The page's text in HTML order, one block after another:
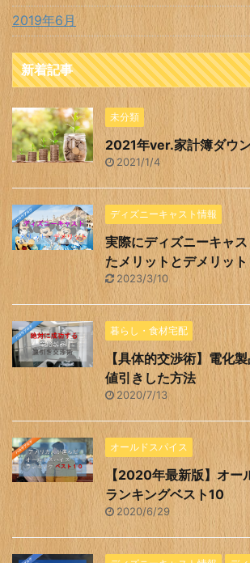
2019年6月
新着記事
未分類
2021年ver.家計簿ダウ
2021/1/4
ディズニーキャスト情報
実際にディズニーキャ
たメリットとデメリット
2023/3/10
暮らし・食材宅配
【具体的交渉術】電化
値引きした方法
2020/7/13
オールドスパイス
【2020年最新版】オー
ランキングベスト10
2020/6/29